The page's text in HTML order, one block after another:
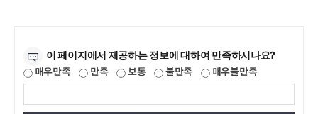
이 페이지에서 제공하는 정보에 대하여 만족하시나요?
매우만족 만족 보통 불만족 매우불만족